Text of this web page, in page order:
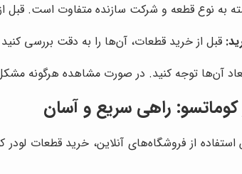
به نوع قطعه و شرکت سازنده متفاوت است. قبل
قبل از خرید قطعات، آن‌ها را به دقت بررسی
آن‌ها توجه کنید. در صورت مشاهده هرگونه
کوماتسو: راهی سریع و آسان
از فروشگاه‌های آنلاین، خرید قطعات